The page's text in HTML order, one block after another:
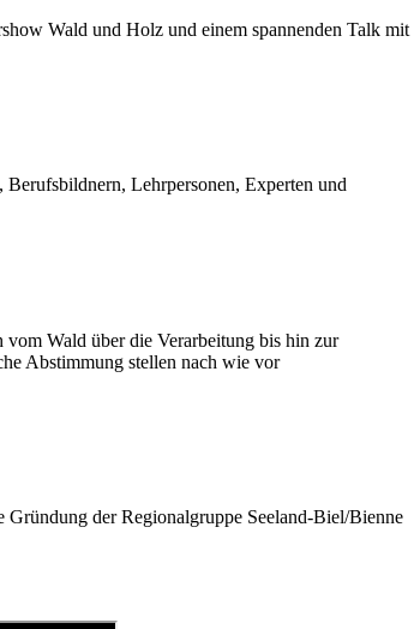
Wald und Holz und einem spannenden Talk mit
Lehrpersonen, Experten und
Wald über die Verarbeitung bis hin zur
Abstimmung stellen nach wie vor
der Regionalgruppe Seeland-Biel/Bienne